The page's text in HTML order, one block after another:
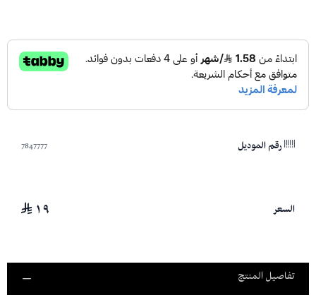
رقم الموديل 7847777
السعر ١٩
تفاصيل المنتج